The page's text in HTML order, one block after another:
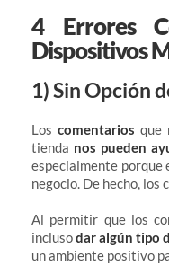
4 Errores
Dispositivos
1) Sin Opción
Los comentarios que
tienda nos pueden
especialmente porque
negocio. De hecho,
Al permitir que los
inclusodar algún tipo
un ambiente positivo